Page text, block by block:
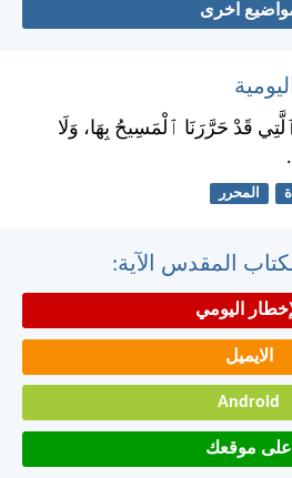
اخرى
قَدْ حَرَّرَنَا ٱلْمَسِيحُ بِهَا، وَلَا
المحرر
المقدس الآية:
اليومي
الايميل
Android
على موقعك